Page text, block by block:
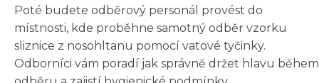
Poté budete odběrový personál provést do
místnosti, kde proběhne samotný odběr vzorku
sliznice z nosohltanu pomocí vatové tyčinky.
Odborníci vám poradí jak správně držet hlavu během